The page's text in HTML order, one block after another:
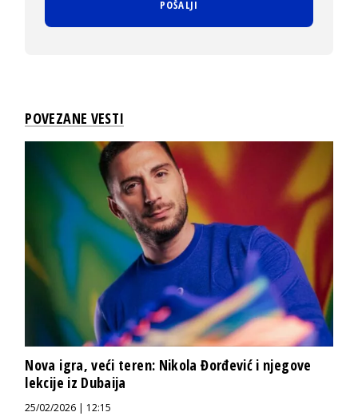
POVEZANE VESTI
Nova igra, veći teren: Nikola Đorđević i njegove
lekcije iz Dubaija
25/02/2026 | 12:15